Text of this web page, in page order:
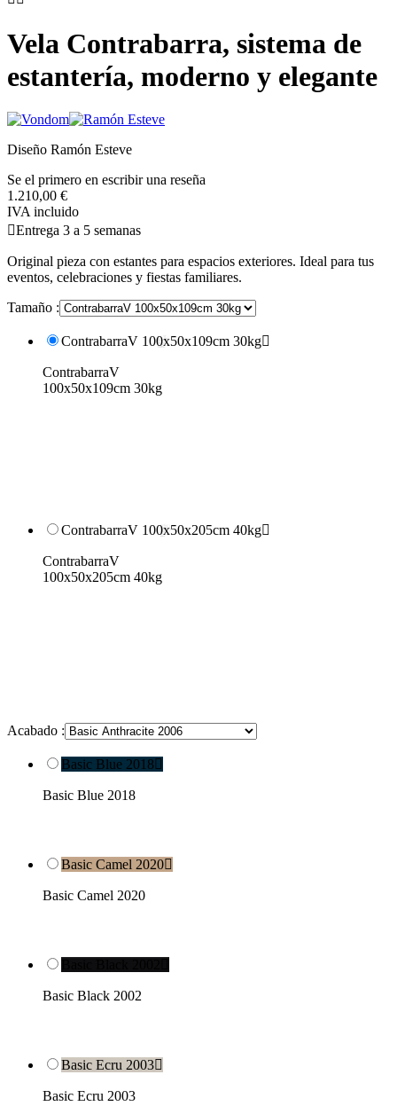
Vela Contrabarra, sistema de
estantería, moderno y elegante
Diseño Ramón Esteve
Se el primero en escribir una reseña
1.210,00 €
IVA incluido
Entrega 3 a 5 semanas
Original pieza con estantes para espacios exteriores. Ideal para tus
eventos, celebraciones y fiestas familiares.
Tamaño :
ContrabarraV 100x50x109cm 30kg
ContrabarraV
100x50x109cm 30kg
ContrabarraV 100x50x205cm 40kg
ContrabarraV
100x50x205cm 40kg
Acabado :
Basic Blue 2018
Basic Blue 2018
Basic Camel 2020
Basic Camel 2020
Basic Black 2002
Basic Ecru 2003
Basic Ecru 2003